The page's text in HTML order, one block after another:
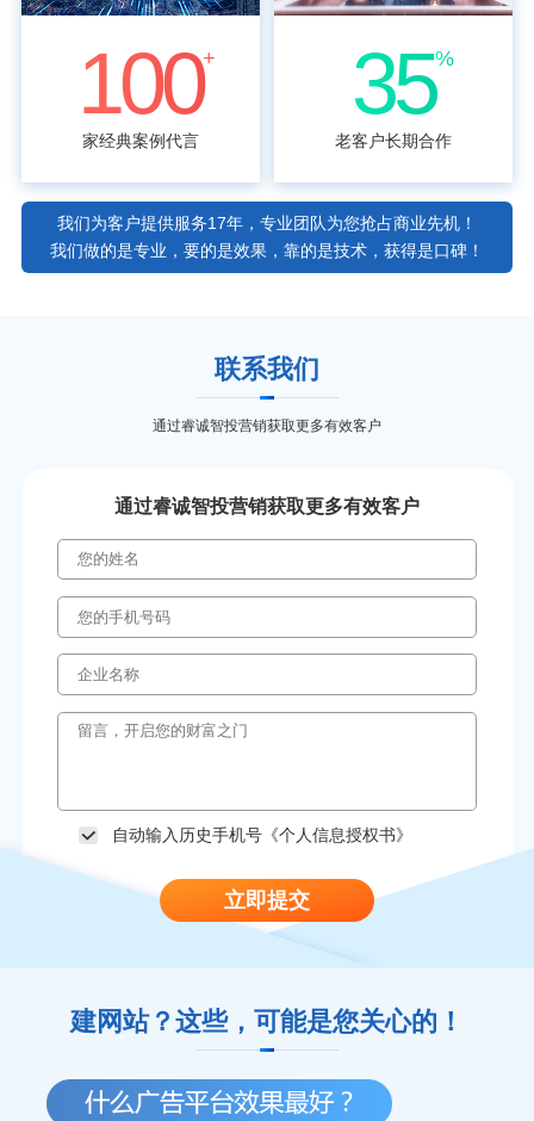
100+
家经典案例代言
35%
老客户长期合作
我们为客户提供服务17年，专业团队为您抢占商业先机！
我们做的是专业，要的是效果，靠的是技术，获得是口碑！
联系我们
通过睿诚智投营销获取更多有效客户
通过睿诚智投营销获取更多有效客户
自动输入历史手机号《个人信息授权书》
立即提交
建网站？这些，可能是您关心的！